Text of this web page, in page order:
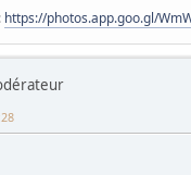
https://photos.app.goo.gl/